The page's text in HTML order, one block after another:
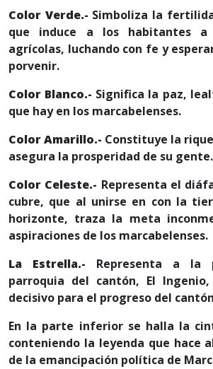
Color Verde.- Simboliza la
que induce a los habitantes a
agrícolas, luchando con fe y
porvenir.
Color Blanco.- Significa la paz,
que hay en los marcabelenses.
Color Amarillo.- Constituye la
asegura la prosperidad de su gente.
Color Celeste.- Representa el
cubre, que al unirse en con la
horizonte, traza la meta
aspiraciones de los marcabelenses.
La Estrella.- Representa a la
parroquia del cantón, El
decisivo para el progreso del
En la parte inferior se halla la
conteniendo la leyenda que hace
de la emancipación política de